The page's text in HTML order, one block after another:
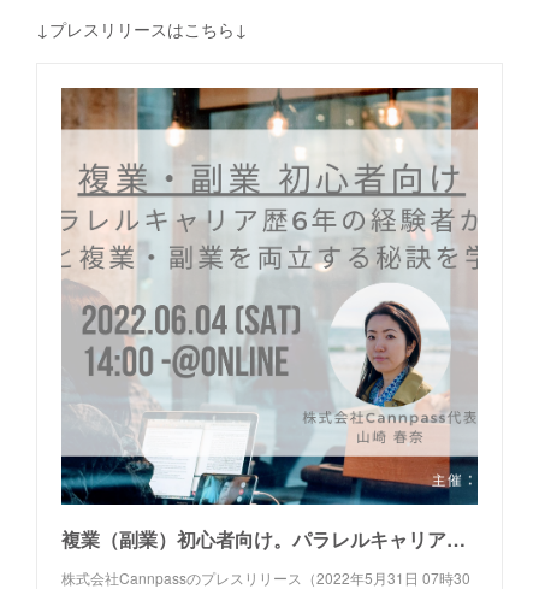
↓プレスリリースはこちら↓
複業（副業）初心者向け。パラレルキャリア歴6年の経験者から“本業と複業（副業）を両立する秘訣”を学ぶオンラインセミナー開催〜6月4日（土）昼〜
株式会社Cannpassのプレスリリース（2022年5月31日 07時30